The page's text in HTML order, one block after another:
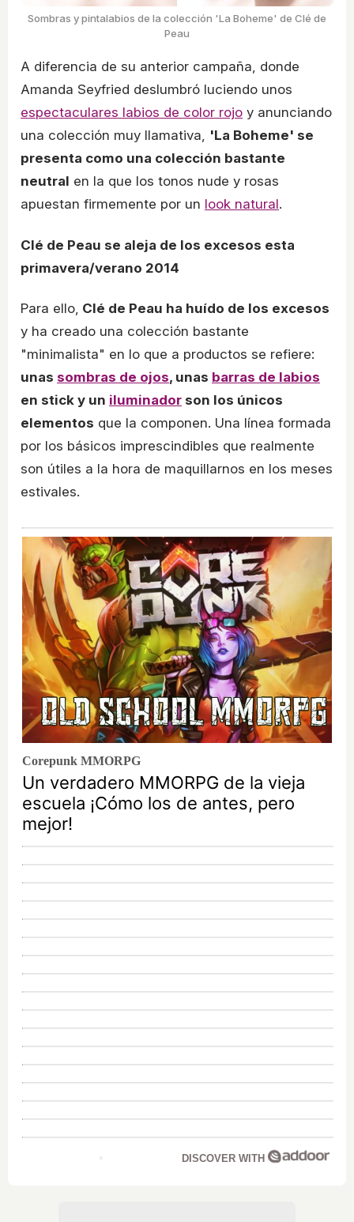
Sombras y pintalabios de la colección 'La Boheme' de Clé de
Peau
A diferencia de su anterior campaña, donde
Amanda Seyfried deslumbró luciendo unos
espectaculares labios de color rojo y anunciando
una colección muy llamativa, 'La Boheme' se
presenta como una colección bastante
neutral en la que los tonos nude y rosas
apuestan firmemente por un look natural.
Clé de Peau se aleja de los excesos esta
primavera/verano 2014
Para ello, Clé de Peau ha huído de los excesos
y ha creado una colección bastante
"minimalista" en lo que a productos se refiere:
unas sombras de ojos, unas barras de labios
en stick y un iluminador son los únicos
elementos que la componen. Una línea formada
por los básicos imprescindibles que realmente
son útiles a la hora de maquillarnos en los meses
estivales.
Corepunk MMORPG
Un verdadero MMORPG de la vieja
escuela ¡Cómo los de antes, pero
mejor!
DISCOVER WITH